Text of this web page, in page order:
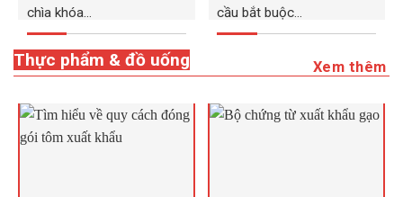
chìa khóa...
cầu bắt buộc...
Thực phẩm & đồ uống Xem thêm